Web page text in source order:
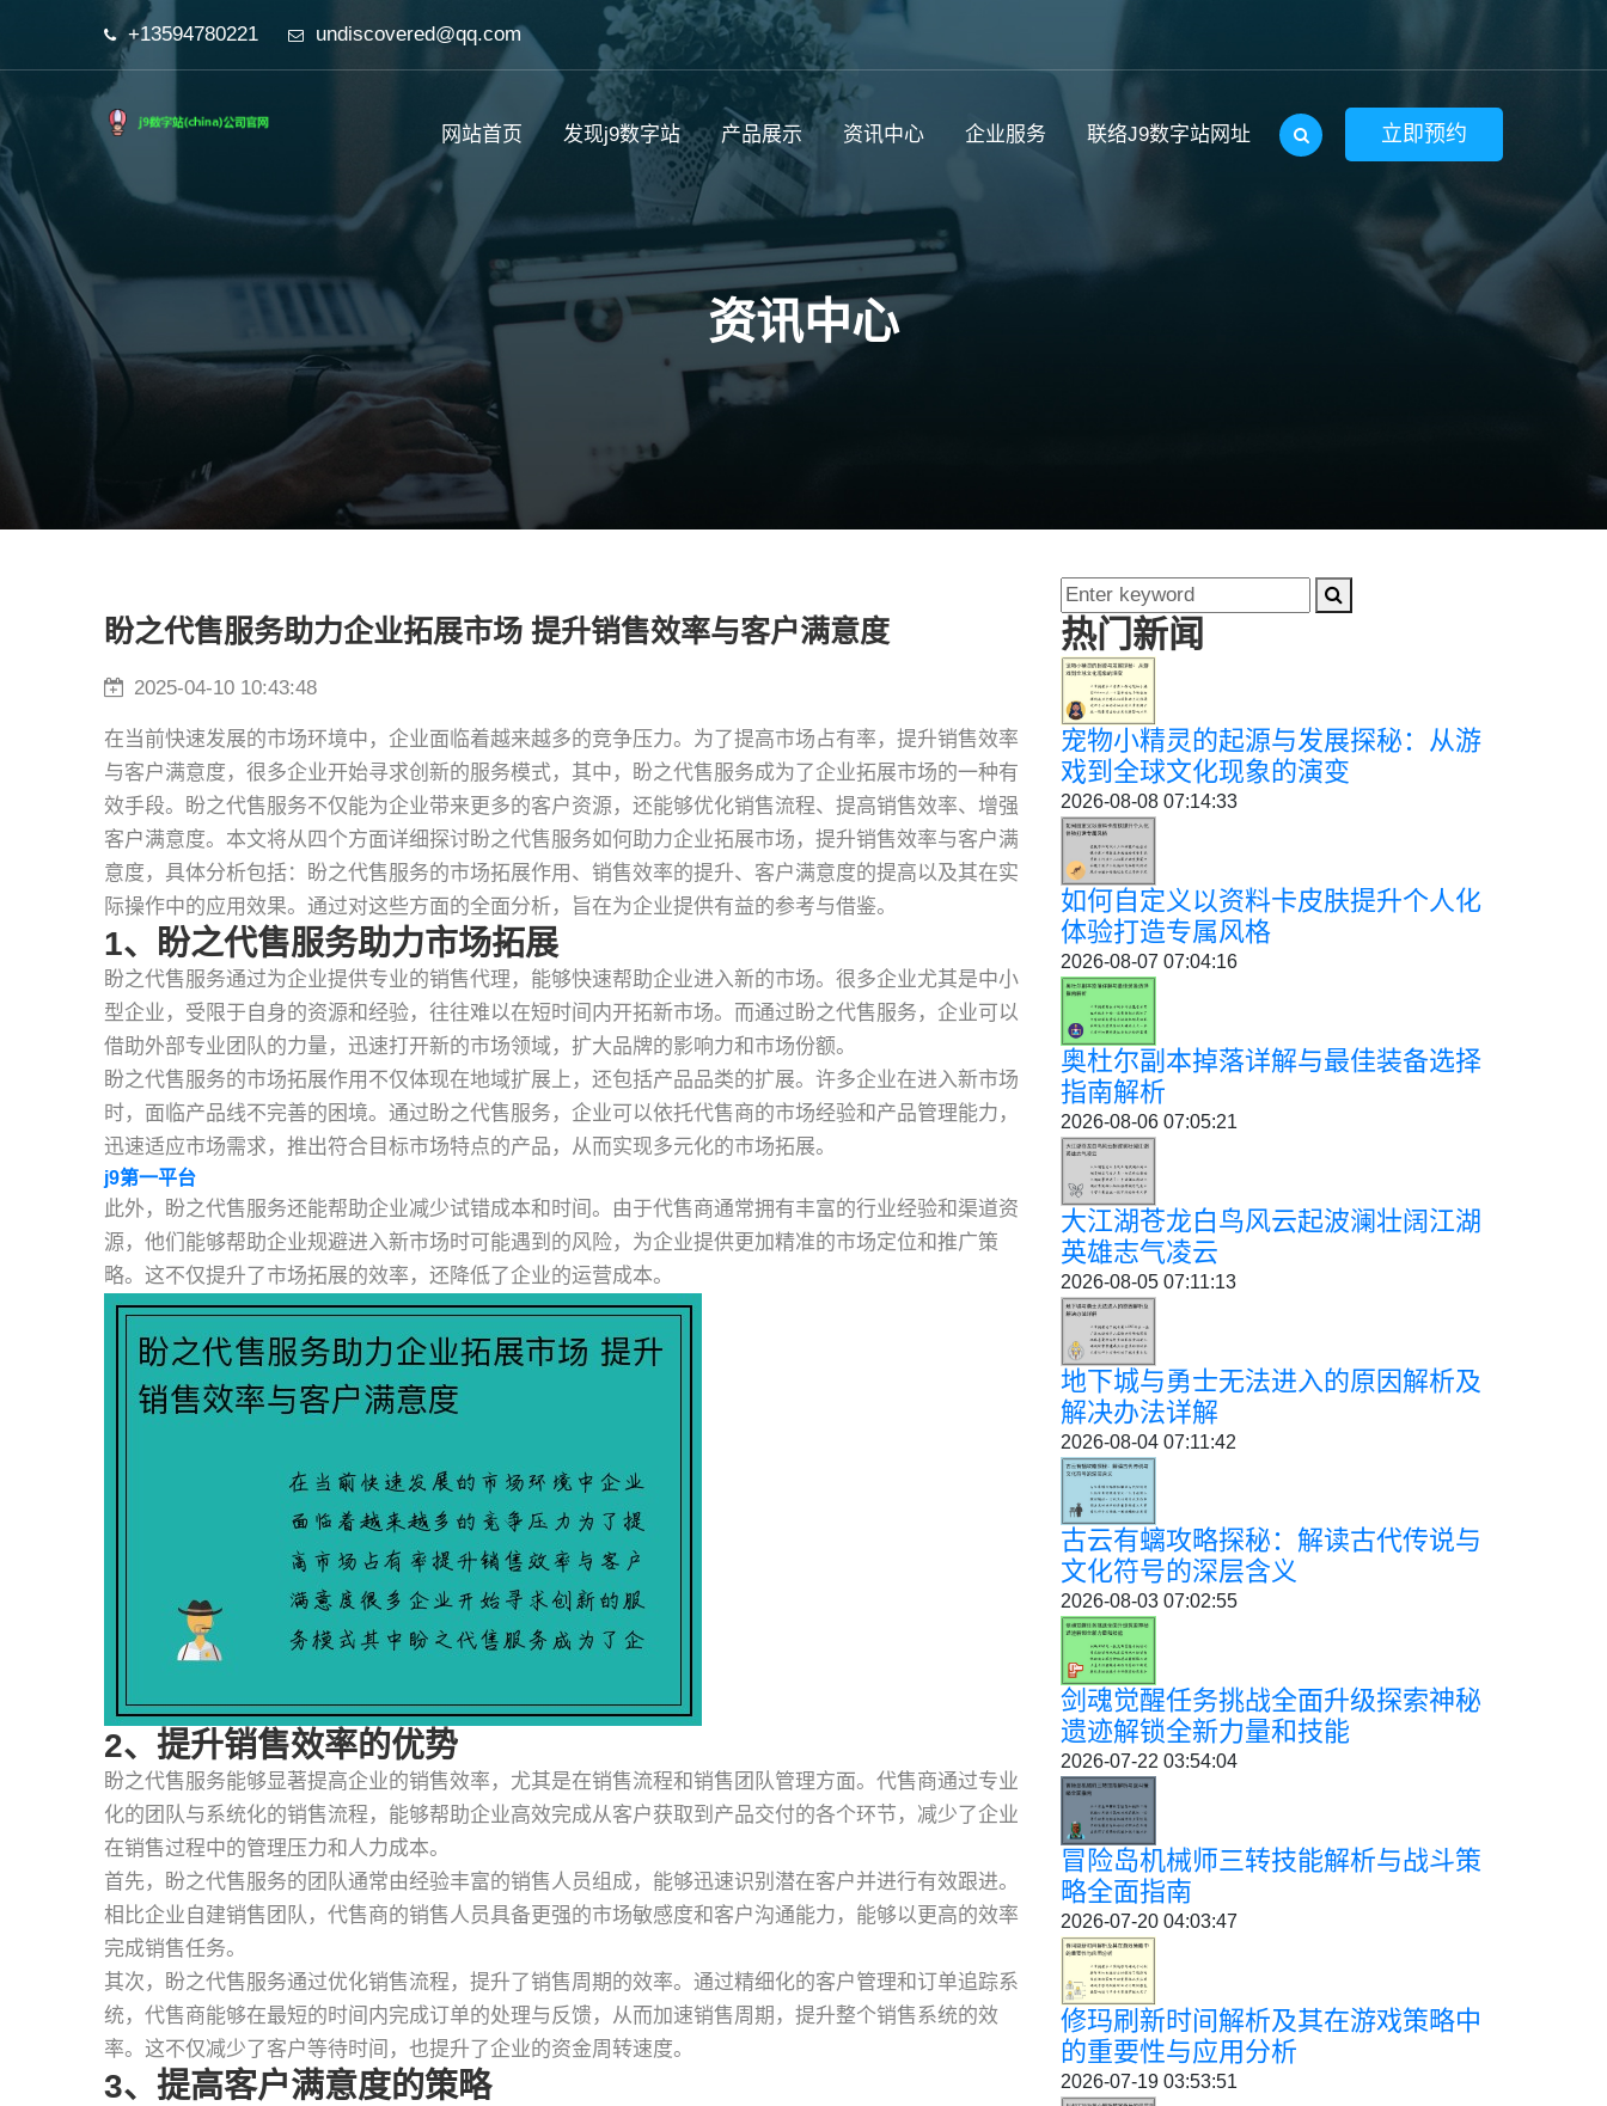
+13594780221 undiscovered@qq.com
网站首页 发现j9数字站 产品展示 资讯中心 企业服务 联络J9数字站网址 立即预约
资讯中心
盼之代售服务助力企业拓展市场 提升销售效率与客户满意度
2025-04-10 10:43:48
在当前快速发展的市场环境中，企业面临着越来越多的竞争压力。为了提高市场占有率，提升销售效率
与客户满意度，很多企业开始寻求创新的服务模式，其中，盼之代售服务成为了企业拓展市场的一种有
效手段。盼之代售服务不仅能为企业带来更多的客户资源，还能够优化销售流程、提高销售效率、增强
客户满意度。本文将从四个方面详细探讨盼之代售服务如何助力企业拓展市场，提升销售效率与客户满
意度，具体分析包括：盼之代售服务的市场拓展作用、销售效率的提升、客户满意度的提高以及其在实
际操作中的应用效果。通过对这些方面的全面分析，旨在为企业提供有益的参考与借鉴。
1、盼之代售服务助力市场拓展
盼之代售服务通过为企业提供专业的销售代理，能够快速帮助企业进入新的市场。很多企业尤其是中小
型企业，受限于自身的资源和经验，往往难以在短时间内开拓新市场。而通过盼之代售服务，企业可以
借助外部专业团队的力量，迅速打开新的市场领域，扩大品牌的影响力和市场份额。
盼之代售服务的市场拓展作用不仅体现在地域扩展上，还包括产品品类的扩展。许多企业在进入新市场
时，面临产品线不完善的困境。通过盼之代售服务，企业可以依托代售商的市场经验和产品管理能力，
迅速适应市场需求，推出符合目标市场特点的产品，从而实现多元化的市场拓展。
j9第一平台
此外，盼之代售服务还能帮助企业减少试错成本和时间。由于代售商通常拥有丰富的行业经验和渠道资
源，他们能够帮助企业规避进入新市场时可能遇到的风险，为企业提供更加精准的市场定位和推广策
略。这不仅提升了市场拓展的效率，还降低了企业的运营成本。
2、提升销售效率的优势
盼之代售服务能够显著提高企业的销售效率，尤其是在销售流程和销售团队管理方面。代售商通过专业
化的团队与系统化的销售流程，能够帮助企业高效完成从客户获取到产品交付的各个环节，减少了企业
在销售过程中的管理压力和人力成本。
首先，盼之代售服务的团队通常由经验丰富的销售人员组成，能够迅速识别潜在客户并进行有效跟进。
相比企业自建销售团队，代售商的销售人员具备更强的市场敏感度和客户沟通能力，能够以更高的效率
完成销售任务。
其次，盼之代售服务通过优化销售流程，提升了销售周期的效率。通过精细化的客户管理和订单追踪系
统，代售商能够在最短的时间内完成订单的处理与反馈，从而加速销售周期，提升整个销售系统的效
率。这不仅减少了客户等待时间，也提升了企业的资金周转速度。
3、提高客户满意度的策略
热门新闻
宠物小精灵的起源与发展探秘：从游
戏到全球文化现象的演变
2026-08-08 07:14:33
如何自定义以资料卡皮肤提升个人化
体验打造专属风格
2026-08-07 07:04:16
奥杜尔副本掉落详解与最佳装备选择
指南解析
2026-08-06 07:05:21
大江湖苍龙白鸟风云起波澜壮阔江湖
英雄志气凌云
2026-08-05 07:11:13
地下城与勇士无法进入的原因解析及
解决办法详解
2026-08-04 07:11:42
古云有螭攻略探秘：解读古代传说与
文化符号的深层含义
2026-08-03 07:02:55
剑魂觉醒任务挑战全面升级探索神秘
遗迹解锁全新力量和技能
2026-07-22 03:54:04
冒险岛机械师三转技能解析与战斗策
略全面指南
2026-07-20 04:03:47
修玛刷新时间解析及其在游戏策略中
的重要性与应用分析
2026-07-19 03:53:51